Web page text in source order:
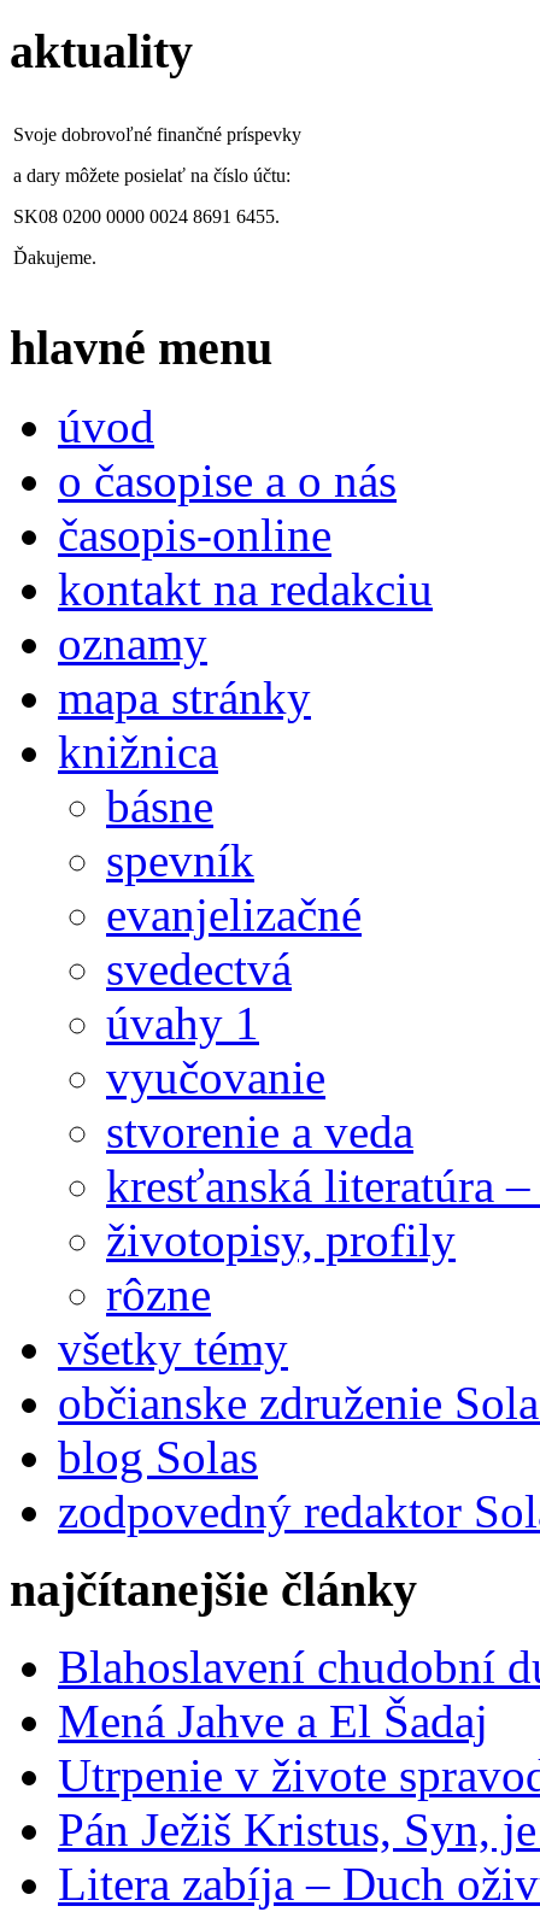
aktuality
Svoje dobrovoľné finančné príspevky
a dary môžete posielať na číslo účtu:
SK08 0200 0000 0024 8691 6455.
Ďakujeme.
hlavné menu
úvod
o časopise a o nás
časopis-online
kontakt na redakciu
oznamy
mapa stránky
knižnica
básne
spevník
evanjelizačné
svedectvá
úvahy 1
vyučovanie
stvorenie a veda
kresťanská literatúra
životopisy, profily
rôzne
všetky témy
občianske združenie
blog Solas
zodpovedný redaktor
najčítanejšie články
Blahoslavení chudobní
Mená Jahve a El Šadaj
Utrpenie v živote
Pán Ježiš Kristus, Syn,
Litera zabíja – Duch